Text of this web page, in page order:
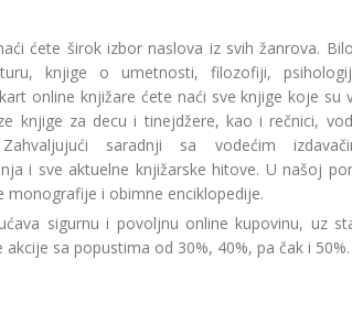
ćete širok izbor naslova iz svih žanrova.
knjige o umetnosti, filozofiji,
online knjižare ćete naći sve knjige koje su
knjige za decu i tinejdžere, kao i rečnici,
saradnji sa vodećim
i sve aktuelne knjižarske hitove. U našoj
monografije i obimne enciklopedije.
sigurnu i povoljnu online kupovinu, uz
sa popustima od 30%, 40%, pa čak i 50%.